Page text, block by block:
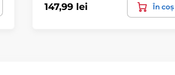
147,99 lei În coș